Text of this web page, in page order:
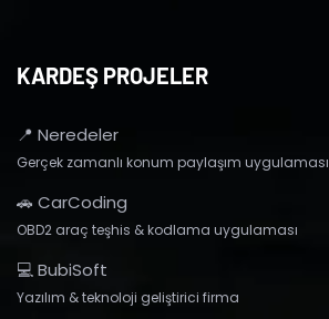
KARDEŞ PROJELER
📍 Neredeler
Gerçek zamanlı konum paylaşım uygulaması
🚗 CarCoding
OBD2 araç teşhis & kodlama uygulaması
💻 BubiSoft
Yazılım & teknoloji geliştirici firma